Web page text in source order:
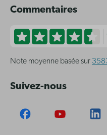
Commentaires
Note moyenne basée sur
Suivez-nous